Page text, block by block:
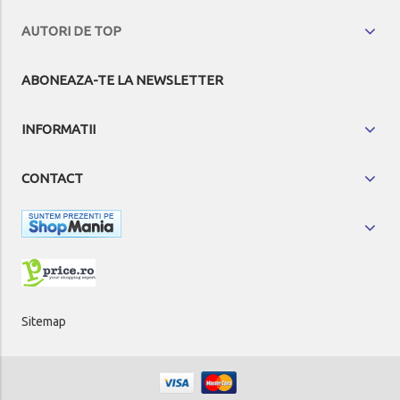
AUTORI DE TOP
ABONEAZA-TE LA NEWSLETTER
INFORMATII
CONTACT
Sitemap